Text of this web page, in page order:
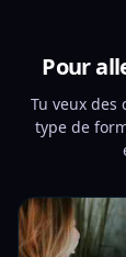
Pour
Tu veux des
type de